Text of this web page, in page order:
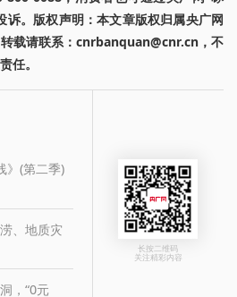
诉。版权声明：本文章版权归属央广网
载请联系：cnrbanquan@cnr.cn，不
任。
》(第二季)
、地质灾
，“0元
长按二维码
关注精彩内容